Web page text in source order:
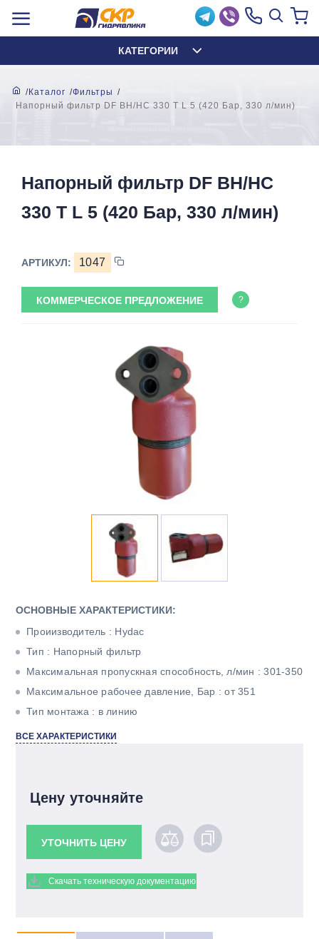
КАТЕГОРИИ
Каталог
Фильтры
Напорный фильтр DF BH/HC 330 T L 5 (420 Бар, 330 л/мин)
Напорный фильтр DF BH/HC
330 T L 5 (420 Бар, 330 л/мин)
АРТИКУЛ: 1047
КОММЕРЧЕСКОЕ ПРЕДЛОЖЕНИЕ ?
ОСНОВНЫЕ ХАРАКТЕРИСТИКИ:
Проиизводитель : Hydac
Тип : Напорный фильтр
Максимальная пропускная способность, л/мин : 301-350
Максимальное рабочее давление, Бар : от 351
Тип монтажа : в линию
Тонкость фильтрации, мкм : 5
ВСЕ ХАРАКТЕРИСТИКИ
Цену уточняйте
УТОЧНИТЬ ЦЕНУ
Скачать техническую документацию